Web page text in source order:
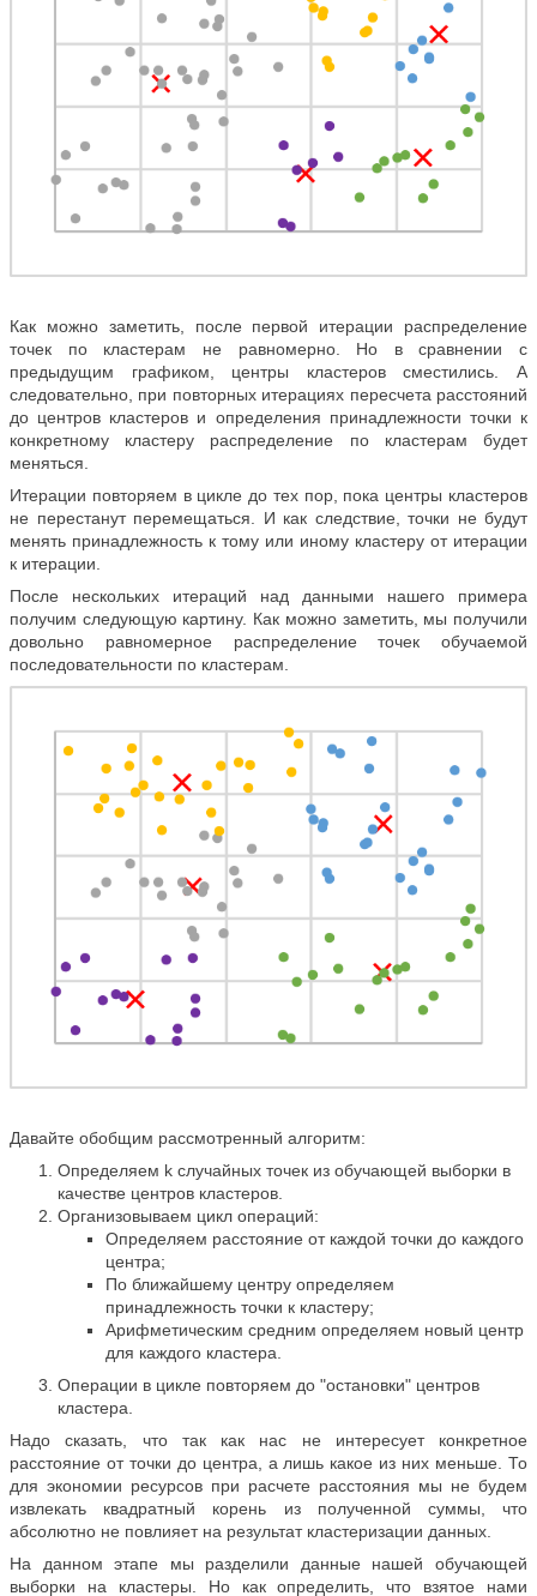
Как можно заметить, после первой итерации распределение
точек по кластерам не равномерно. Но в сравнении с
предыдущим графиком, центры кластеров сместились. А
следовательно, при повторных итерациях пересчета расстояний
до центров кластеров и определения принадлежности точки к
конкретному кластеру распределение по кластерам будет
меняться.
Итерации повторяем в цикле до тех пор, пока центры кластеров
не перестанут перемещаться. И как следствие, точки не будут
менять принадлежность к тому или иному кластеру от итерации
к итерации.
После нескольких итераций над данными нашего примера
получим следующую картину. Как можно заметить, мы получили
довольно равномерное распределение точек обучаемой
последовательности по кластерам.
Давайте обобщим рассмотренный алгоритм:
Определяем k случайных точек из обучающей выборки в
качестве центров кластеров.
Организовываем цикл операций:
Определяем расстояние от каждой точки до каждого
центра;
По ближайшему центру определяем
принадлежность точки к кластеру;
Арифметическим средним определяем новый центр
для каждого кластера.
Операции в цикле повторяем до "остановки" центров
кластера.
Надо сказать, что так как нас не интересует конкретное
расстояние от точки до центра, а лишь какое из них меньше. То
для экономии ресурсов при расчете расстояния мы не будем
извлекать квадратный корень из полученной суммы, что
абсолютно не повлияет на результат кластеризации данных.
На данном этапе мы разделили данные нашей обучающей
выборки на кластеры. Но как определить, что взятое нами